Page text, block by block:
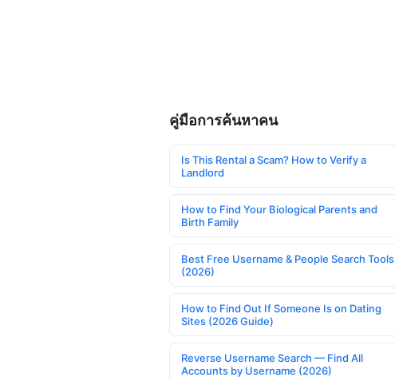
คู่มือการค้นหาคน
Is This Rental a Scam? How to Verify a
Landlord
How to Find Your Biological Parents and
Birth Family
Best Free Username & People Search Tools
(2026)
How to Find Out If Someone Is on Dating
Sites (2026 Guide)
Reverse Username Search — Find All
Accounts by Username (2026)